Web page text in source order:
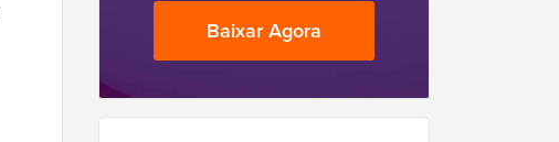
Baixar Agora